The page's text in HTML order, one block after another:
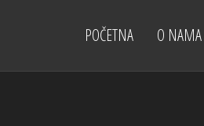
POČETNA O NAMA